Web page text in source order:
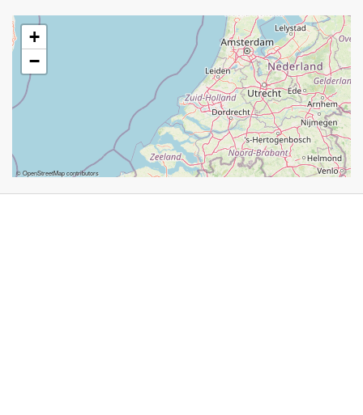
+
−
©OpenStreetMapcontributors